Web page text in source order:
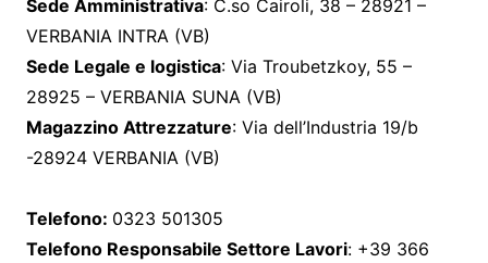
Sede Amministrativa: C.so Cairoli, 38 – 28921 –
VERBANIA INTRA (VB)
Sede Legale e logistica: Via Troubetzkoy, 55 –
28925 – VERBANIA SUNA (VB)
Magazzino Attrezzature: Via dell’Industria 19/b
-28924 VERBANIA (VB)
Telefono: 0323 501305
Telefono Responsabile Settore Lavori: +39 366